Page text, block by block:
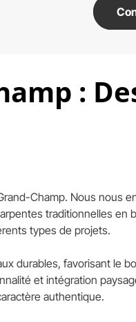
:
Champ. Nous
traditionnelles
types de projets.
durables, favorisant
et intégration
authentique.